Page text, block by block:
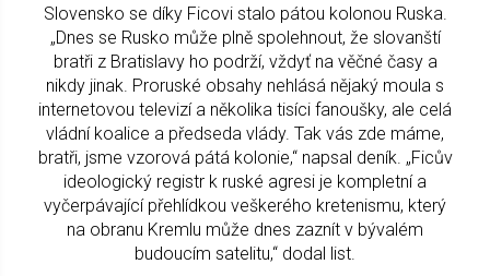
Slovensko se díky Ficovi stalo pátou kolonou Ruska.
„Dnes se Rusko může plně spolehnout, že slovanští
bratři z Bratislavy ho podrží, vždyť na věčné časy a
nikdy jinak. Proruské obsahy nehlásá nějaký moula s
internetovou televizí a několika tisíci fanoušky, ale celá
vládní koalice a předseda vlády. Tak vás zde máme,
bratři, jsme vzorová pátá kolonie,“ napsal deník. „Ficův
ideologický registr k ruské agresi je kompletní a
vyčerpávající přehlídkou veškerého kretenismu, který
na obranu Kremlu může dnes zaznít v bývalém
budoucím satelitu,“ dodal list.